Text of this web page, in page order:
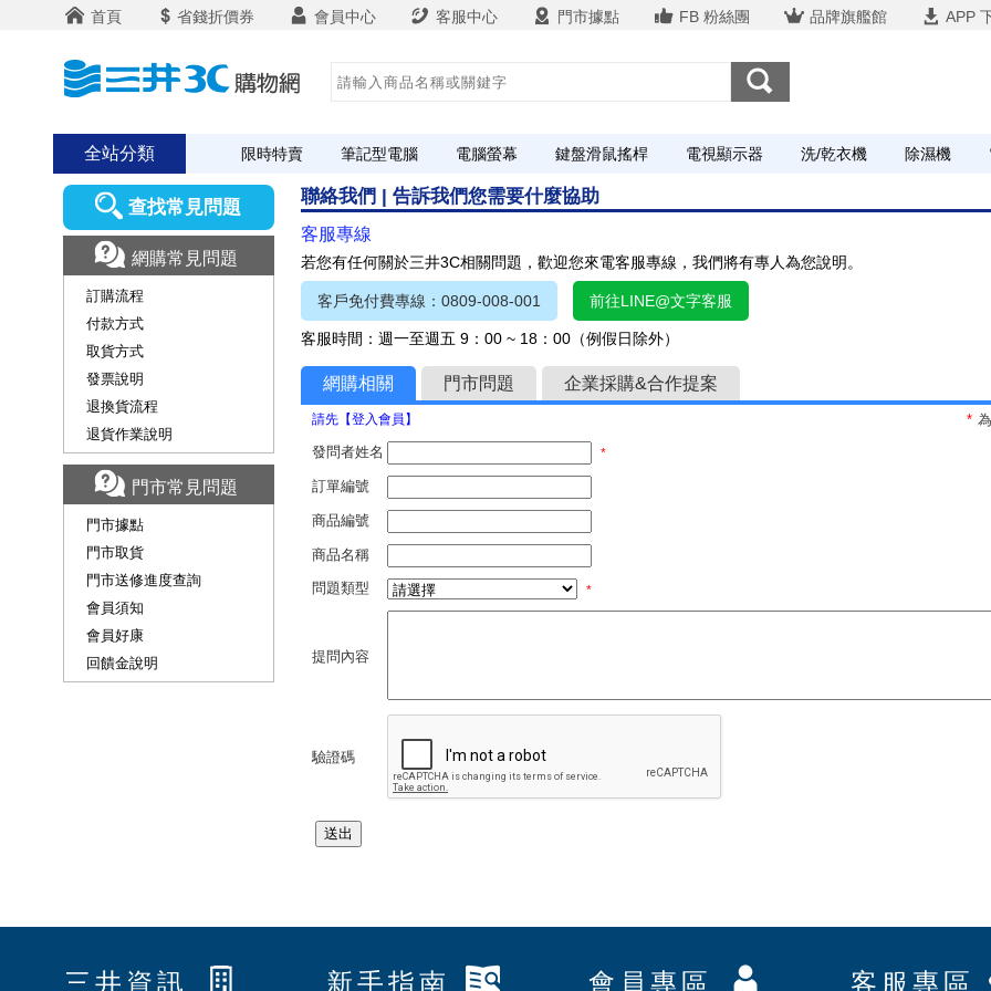
首頁 省錢折價券 會員中心 客服中心 門市據點 FB 粉絲團 品牌旗艦館 APP
全站分類 限時特賣 筆記型電腦 電腦螢幕 鍵盤滑鼠搖桿 電視顯示器 洗/乾衣機 除濕機
聯絡我們 | 告訴我們您需要什麼協助
客服專線
若您有任何關於三井3C相關問題，歡迎您來電客服專線，我們將有專人為您說明。
客戶免付費專線：0809-008-001 前往LINE@文字客服
客服時間：週一至週五 9：00 ~ 18：00（例假日除外）
網購相關 門市問題 企業採購&合作提案
請先【登入會員】 *
發問者姓名
*
訂單編號
商品編號
商品名稱
問題類型
*
提問內容
驗證碼
查找常見問題
網購常見問題
訂購流程
付款方式
取貨方式
發票說明
退換貨流程
退貨作業說明
門市常見問題
門市據點
門市取貨
門市送修進度查詢
會員須知
會員好康
回饋金說明
三井資訊 新手指南 會員專區 客服專區